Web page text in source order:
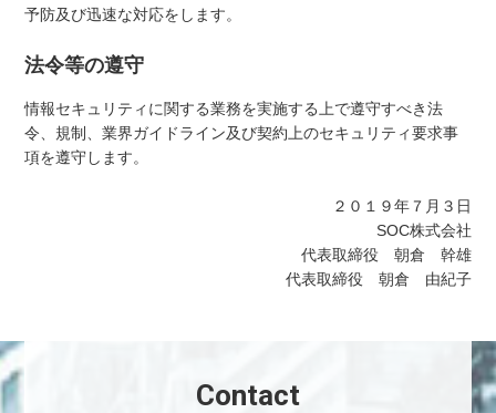
予防及び迅速な対応をします。
法令等の遵守
情報セキュリティに関する業務を実施する上で遵守すべき法
令、規制、業界ガイドライン及び契約上のセキュリティ要求事
項を遵守します。
２０１９年７月３日
SOC株式会社
代表取締役 朝倉 幹雄
代表取締役 朝倉 由紀子
Contact